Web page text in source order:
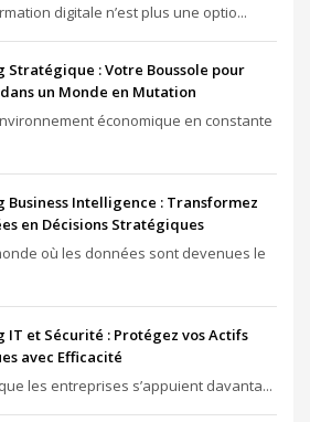
digitale n’est plus une optio...
Stratégique : Votre Boussole pour
un Monde en Mutation
économique en constante
Business Intelligence : Transformez
en Décisions Stratégiques
où les données sont devenues le
IT et Sécurité : Protégez vos Actifs
avec Efficacité
les entreprises s’appuient davanta...